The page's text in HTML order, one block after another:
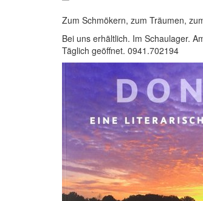
Zum Schmökern, zum Träumen,
Bei uns erhältlich. Im Schaulager.
Täglich geöffnet. 0941.702194